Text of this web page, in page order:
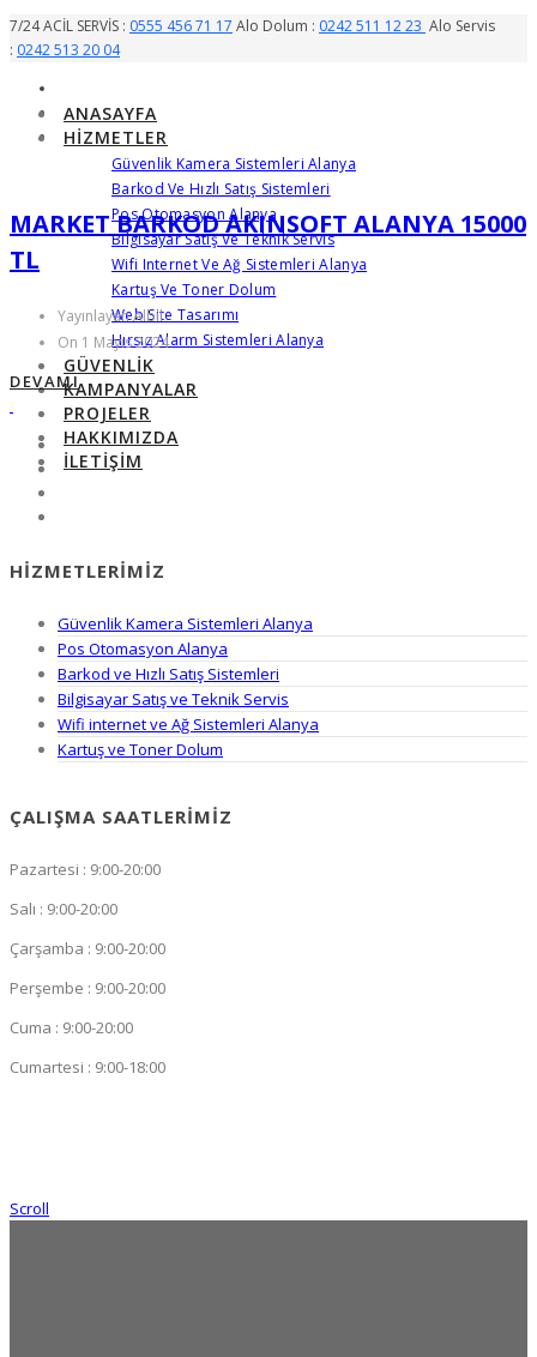
7/24 ACİL SERVİS : 0555 456 71 17 Alo Dolum : 0242 511 12 23 Alo Servis
: 0242 513 20 04
ANASAYFA
HIZMETLER
Güvenlik Kamera Sistemleri Alanya
Barkod Ve Hızlı Satış Sistemleri
Pos Otomasyon Alanya
Bilgisayar Satış Ve Teknik Servis
Wifi Internet Ve Ağ Sistemleri Alanya
Kartuş Ve Toner Dolum
Web Site Tasarımı
Hırsız Alarm Sistemleri Alanya
GÜVENLIK
KAMPANYALAR
PROJELER
HAKKIMIZDA
İLETIŞIM
MARKET BARKOD AKINSOFT ALANYA 15000
TL
Yayınlayan Albil
On 1 Mayıs 2024
DEVAMI
HIZMETLERIMIZ
Güvenlik Kamera Sistemleri Alanya
Pos Otomasyon Alanya
Barkod ve Hızlı Satış Sistemleri
Bilgisayar Satış ve Teknik Servis
Wifi internet ve Ağ Sistemleri Alanya
Kartuş ve Toner Dolum
ÇALIŞMA SAATLERIMIZ
Pazartesi : 9:00-20:00
Salı : 9:00-20:00
Çarşamba : 9:00-20:00
Perşembe : 9:00-20:00
Cuma : 9:00-20:00
Cumartesi : 9:00-18:00
Scroll